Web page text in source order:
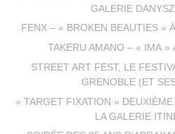
GALERIE
FENX – « BROKEN BEAUTIES »
TAKERU AMANO – « IMA »
STREET ART FEST, LE
GRENOBLE (ET
« TARGET FIXATION »
LA GALERIE